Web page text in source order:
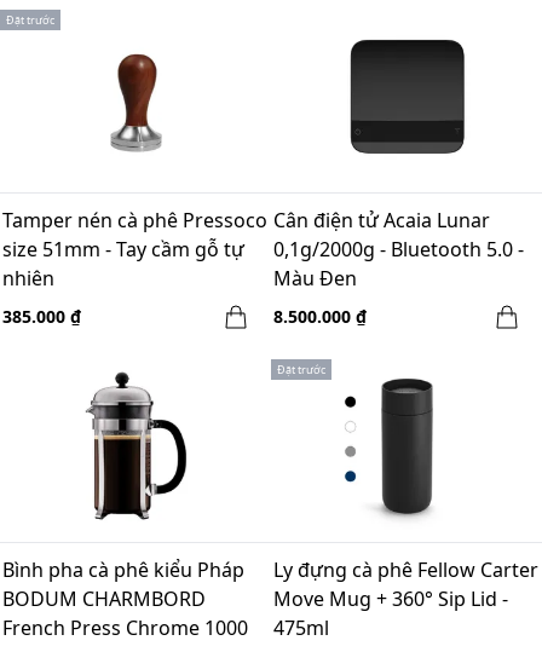
Đặt trước
Tamper nén cà phê Pressoco
size 51mm - Tay cầm gỗ tự
nhiên
385.000 ₫
Cân điện tử Acaia Lunar
0,1g/2000g - Bluetooth 5.0 -
Màu Đen
8.500.000 ₫
Bình pha cà phê kiểu Pháp
BODUM CHARMBORD
French Press Chrome 1000
Đặt trước
Ly đựng cà phê Fellow Carter
Move Mug + 360° Sip Lid -
475ml